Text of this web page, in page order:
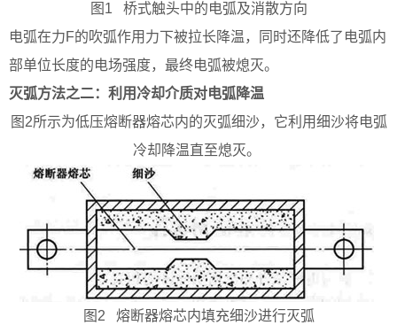
图1 桥式触头中的电弧及消散方向
电弧在力F的吹弧作用力下被拉长降温，同时还降低了电弧内
部单位长度的电场强度，最终电弧被熄灭。
灭弧方法之二：利用冷却介质对电弧降温
图2所示为低压熔断器熔芯内的灭弧细沙，它利用细沙将电弧
冷却降温直至熄灭。
图2 熔断器熔芯内填充细沙进行灭弧